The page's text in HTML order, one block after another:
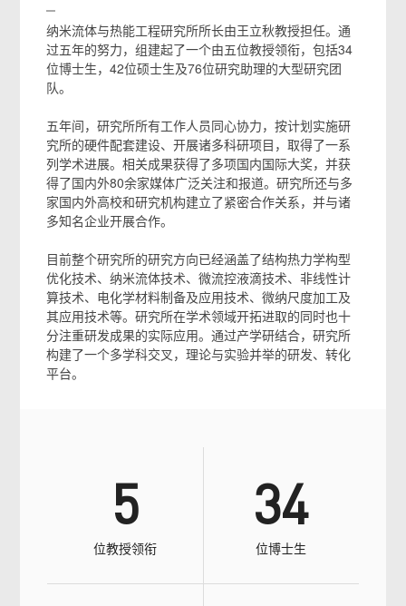
纳米流体与热能工程研究所所长由王立秋教授担任。通
过五年的努力，组建起了一个由五位教授领衔，包括34
位博士生，42位硕士生及76位研究助理的大型研究团
队。
五年间，研究所所有工作人员同心协力，按计划实施研
究所的硬件配套建设、开展诸多科研项目，取得了一系
列学术进展。相关成果获得了多项国内国际大奖，并获
得了国内外80余家媒体广泛关注和报道。研究所还与多
家国内外高校和研究机构建立了紧密合作关系，并与诸
多知名企业开展合作。
目前整个研究所的研究方向已经涵盖了结构热力学构型
优化技术、纳米流体技术、微流控液滴技术、非线性计
算技术、电化学材料制备及应用技术、微纳尺度加工及
其应用技术等。研究所在学术领域开拓进取的同时也十
分注重研发成果的实际应用。通过产学研结合，研究所
构建了一个多学科交叉，理论与实验并举的研发、转化
平台。
5
位教授领衔
34
位博士生